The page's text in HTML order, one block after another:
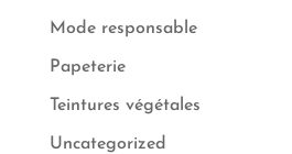
Mode responsable
Papeterie
Teintures végétales
Uncategorized